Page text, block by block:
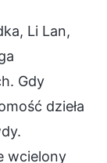
Li Lan,
Gdy
dzieła
wcielony